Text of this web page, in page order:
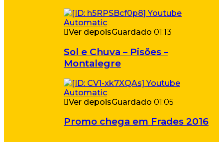
Ver depoisGuardado 01:13
Sol e Chuva – Pisões –
Montalegre
Ver depoisGuardado 01:05
Promo chega em Frades 2016